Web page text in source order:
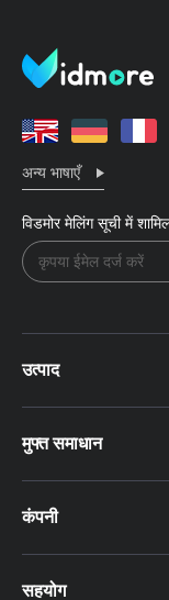
अन्य भाषाएँ
विडमोर मेलिंग सूची में
उत्पाद
मुफ्त समाधान
कंपनी
सहयोग